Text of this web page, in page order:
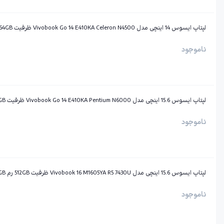
لپتاپ ایسوس 14 اینچی مدل Vivobook Go 14 E410KA Celeron N4500 ظرفیت 64GB رم 4GB
ناموجود
لپتاپ ایسوس 15.6 اینچی مدل Vivobook Go 14 E410KA Pentium N6000 ظرفیت 64GB رم 4GB
ناموجود
لپتاپ ایسوس 15.6 اینچی مدل Vivobook 16 M1605YA R5 7430U ظرفیت 512GB رم 8GB
ناموجود